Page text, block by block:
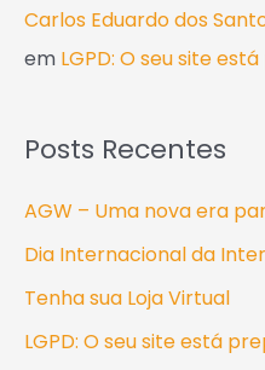
Carlos Eduardo dos
em LGPD: O seu site
Posts Recentes
AGW – Uma nova era
Dia Internacional da
Tenha sua Loja Virtual
LGPD: O seu site está